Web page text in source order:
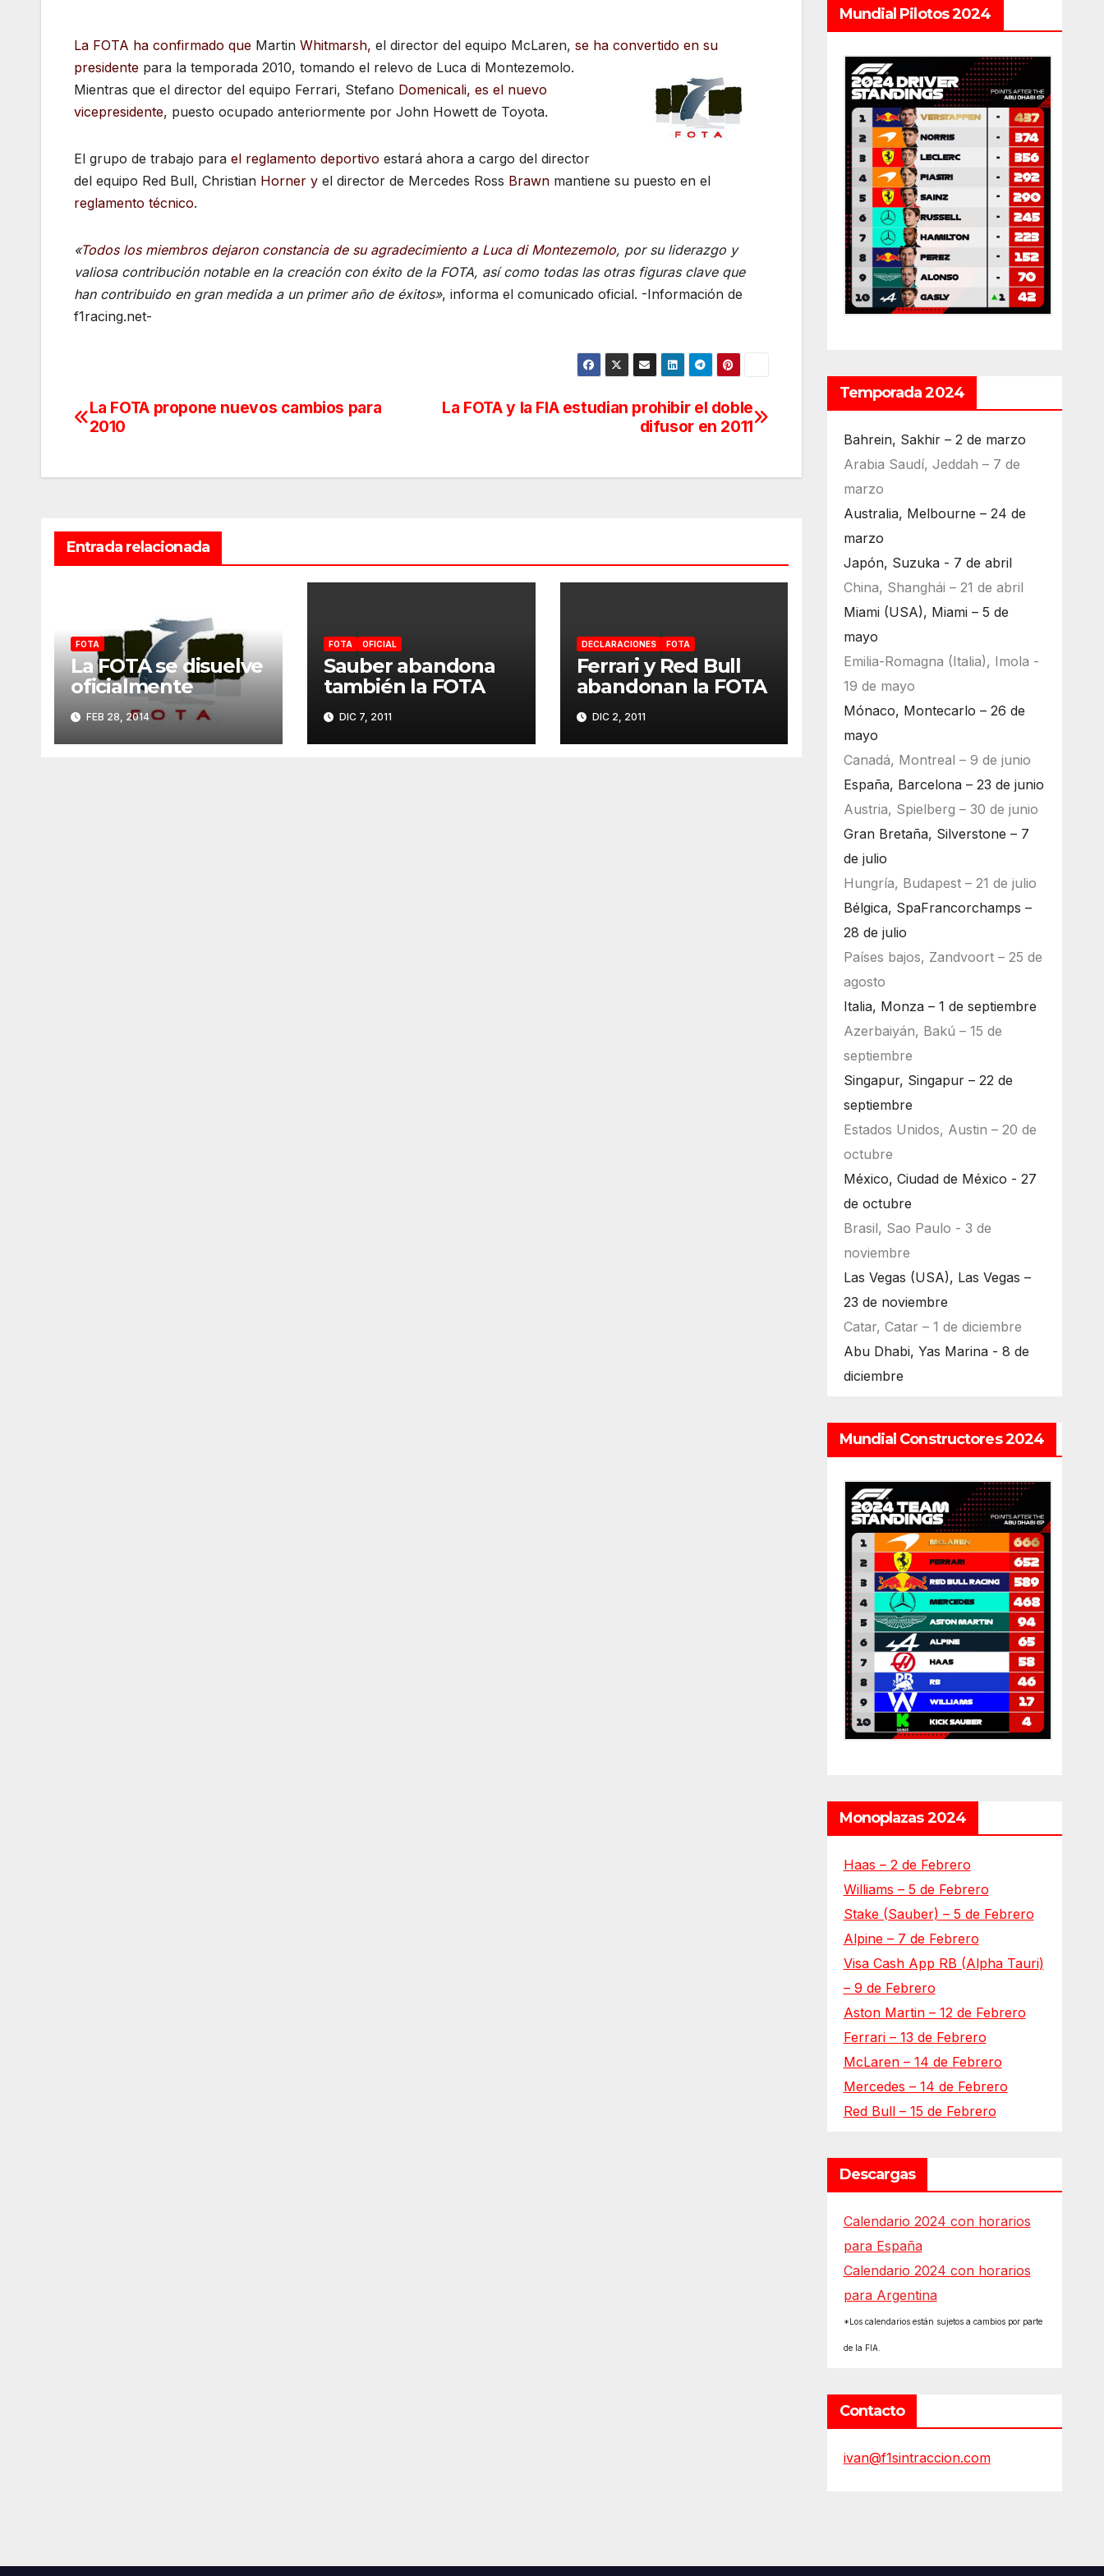
La FOTA ha confirmado que Martin Whitmarsh, el director del equipo McLaren, se ha convertido en su
presidente para la temporada 2010, tomando el relevo de Luca di Montezemolo.
Mientras que el director del equipo Ferrari, Stefano Domenicali, es el nuevo
vicepresidente, puesto ocupado anteriormente por John Howett de Toyota.
El grupo de trabajo para el reglamento deportivo estará ahora a cargo del director
del equipo Red Bull, Christian Horner y el director de Mercedes Ross Brawn mantiene su puesto en el
reglamento técnico.
«Todos los miembros dejaron constancia de su agradecimiento a Luca di Montezemolo, por su liderazgo y
valiosa contribución notable en la creación con éxito de la FOTA, así como todas las otras figuras clave que
han contribuido en gran medida a un primer año de éxitos», informa el comunicado oficial. -Información de
f1racing.net-
Navegación
entradas
La FOTA y la FIA estudian prohibir el doble
difusor en 2011
La FOTA propone nuevos cambios para
2010
Entrada relacionada
FOTA
La FOTA se disuelve
oficialmente
FEB 28, 2014
FOTA OFICIAL
Sauber abandona
también la FOTA
DIC 7, 2011
DECLARACIONES FOTA
Ferrari y Red Bull
abandonan la FOTA
DIC 2, 2011
Mundial Pilotos 2024
Temporada 2024
Bahrein, Sakhir – 2 de marzo
Arabia Saudí, Jeddah – 7 de
marzo
Australia, Melbourne – 24 de
marzo
Japón, Suzuka - 7 de abril
China, Shanghái – 21 de abril
Miami (USA), Miami – 5 de
mayo
Emilia-Romagna (Italia), Imola -
19 de mayo
Mónaco, Montecarlo – 26 de
mayo
Canadá, Montreal – 9 de junio
España, Barcelona – 23 de junio
Austria, Spielberg – 30 de junio
Gran Bretaña, Silverstone – 7
de julio
Hungría, Budapest – 21 de julio
Bélgica, SpaFrancorchamps –
28 de julio
Países bajos, Zandvoort – 25 de
agosto
Italia, Monza – 1 de septiembre
Azerbaiyán, Bakú – 15 de
septiembre
Singapur, Singapur – 22 de
septiembre
Estados Unidos, Austin – 20 de
octubre
México, Ciudad de México - 27
de octubre
Brasil, Sao Paulo - 3 de
noviembre
Las Vegas (USA), Las Vegas –
23 de noviembre
Catar, Catar – 1 de diciembre
Abu Dhabi, Yas Marina - 8 de
diciembre
Mundial Constructores 2024
Monoplazas 2024
Haas – 2 de Febrero
Williams – 5 de Febrero
Stake (Sauber) – 5 de Febrero
Alpine – 7 de Febrero
Visa Cash App RB (Alpha Tauri)
– 9 de Febrero
Aston Martin – 12 de Febrero
Ferrari – 13 de Febrero
McLaren – 14 de Febrero
Mercedes – 14 de Febrero
Red Bull – 15 de Febrero
Descargas
Calendario 2024 con horarios
para España
Calendario 2024 con horarios
para Argentina
*Los calendarios están sujetos a cambios por parte
de la FIA.
Contacto
ivan@f1sintraccion.com